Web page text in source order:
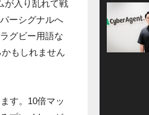
が入り乱れて戦
ーシグナルへ
グビー用語な
もしれません
す。10倍マッ